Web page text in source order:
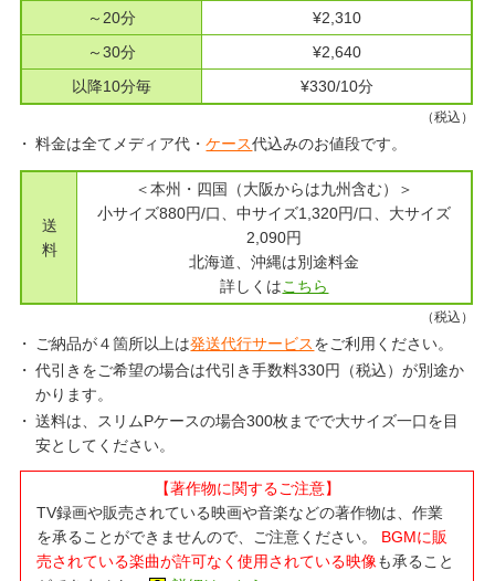
～20分
¥2,310
～30分
¥2,640
以降10分毎
¥330/10分
（税込）
料金は全てメディア代・ケース代込みのお値段です。
送
料
＜本州・四国（大阪からは九州含む）＞
小サイズ880円/口、中サイズ1,320円/口、大サイズ
2,090円
北海道、沖縄は別途料金
詳しくはこちら
（税込）
ご納品が４箇所以上は発送代行サービスをご利用ください。
代引きをご希望の場合は代引き手数料330円（税込）が別途か
かります。
送料は、スリムPケースの場合300枚までで大サイズ一口を目
安としてください。
【著作物に関するご注意】
TV録画や販売されている映画や音楽などの著作物は、作業
を承ることができませんので、ご注意ください。 BGMに販
売されている楽曲が許可なく使用されている映像も承ること